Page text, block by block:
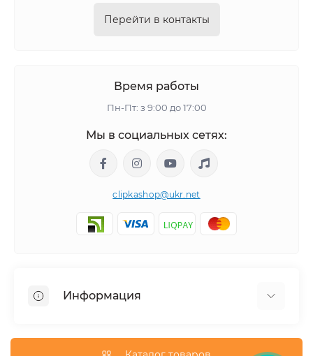
Перейти в контакты
Время работы
Пн-Пт: з 9:00 до 17:00
Мы в социальных сетях:
clipkashop@ukr.net
Информация